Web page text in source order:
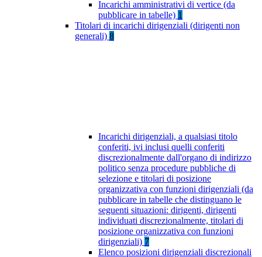
Incarichi amministrativi di vertice (da
pubblicare in tabelle) 1
Titolari di incarichi dirigenziali (dirigenti non
generali) 8
Incarichi dirigenziali, a qualsiasi titolo
conferiti, ivi inclusi quelli conferiti
discrezionalmente dall'organo di indirizzo
politico senza procedure pubbliche di
selezione e titolari di posizione
organizzativa con funzioni dirigenziali (da
pubblicare in tabelle che distinguano le
seguenti situazioni: dirigenti, dirigenti
individuati discrezionalmente, titolari di
posizione organizzativa con funzioni
dirigenziali) 7
Elenco posizioni dirigenziali discrezionali